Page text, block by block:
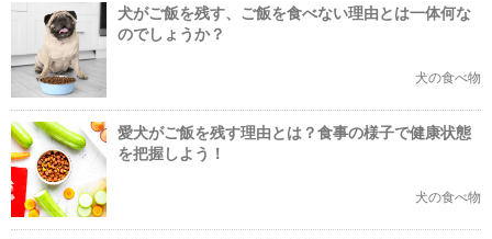
犬がご飯を残す、ご飯を食べない理由とは一体何な
のでしょうか？
犬の食べ物
愛犬がご飯を残す理由とは？食事の様子で健康状態
を把握しよう！
犬の食べ物